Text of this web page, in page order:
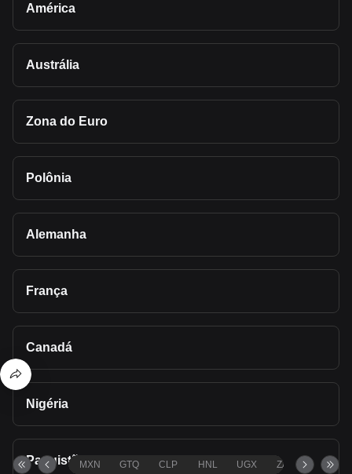
América
Austrália
Zona do Euro
Polônia
Alemanha
França
Canadá
Nigéria
PaquistãoMXN GTQ CLP HNL UGX ZAR TND